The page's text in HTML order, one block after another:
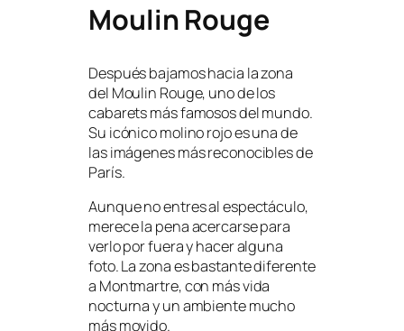
Moulin Rouge
Después bajamos hacia la zona
del Moulin Rouge, uno de los
cabarets más famosos del mundo.
Su icónico molino rojo es una de
las imágenes más reconocibles de
París.
Aunque no entres al espectáculo,
merece la pena acercarse para
verlo por fuera y hacer alguna
foto. La zona es bastante diferente
a Montmartre, con más vida
nocturna y un ambiente mucho
más movido.